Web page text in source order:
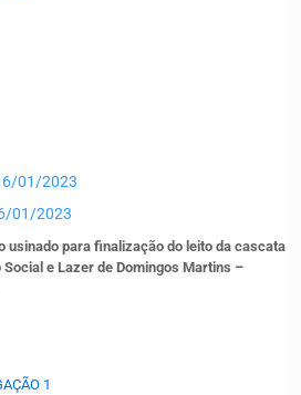
01/2023
01/2023
usinado para finalização do leito da cascata
e Lazer de Domingos Martins –
1